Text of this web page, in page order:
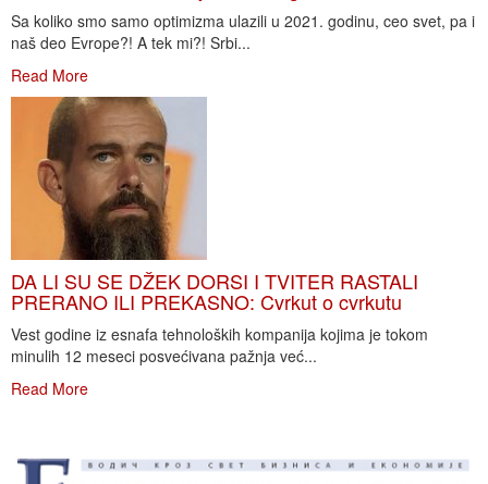
Sa koliko smo samo optimizma ulazili u 2021. godinu, ceo svet, pa i
naš deo Evrope?! A tek mi?! Srbi...
Read More
DA LI SU SE DŽEK DORSI I TVITER RASTALI
PRERANO ILI PREKASNO: Cvrkut o cvrkutu
Vest godine iz esnafa tehnoloških kompanija kojima je tokom
minulih 12 meseci posvećivana pažnja već...
Read More